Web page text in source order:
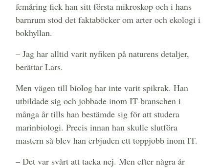
femåring fick han sitt första mikroskop och i hans
barnrum stod det faktaböcker om arter och ekologi i
bokhyllan.
– Jag har alltid varit nyfiken på naturens detaljer,
berättar Lars.
Men vägen till biolog har inte varit spikrak. Han
utbildade sig och jobbade inom IT-branschen i
många år tills han bestämde sig för att studera
marinbiologi. Precis innan han skulle slutföra
mastern så blev han erbjuden ett toppjobb inom IT.
– Det var svårt att tacka nej. Men efter några år